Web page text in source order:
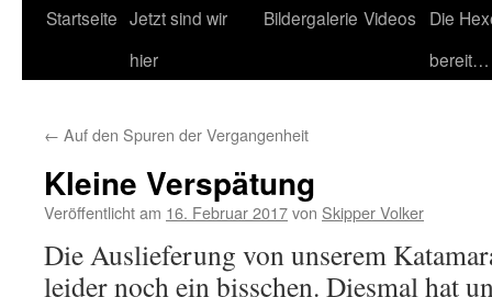
Startseite Jetzt sind wir
hier
Bildergalerie Videos
Die
bereit…
← Auf den Spuren der Vergangenheit
Kleine Verspätung
Veröffentlicht am 16. Februar 2017von Skipper Volker
Die Auslieferung von unserem
leider noch ein bisschen. Diesmal hat